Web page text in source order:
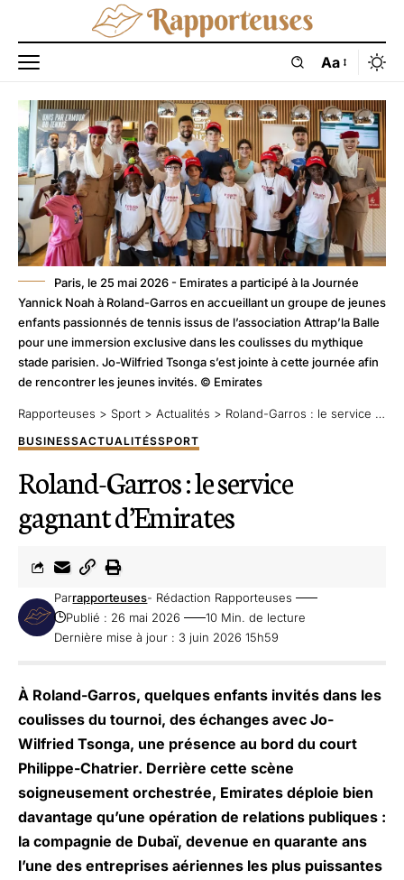
Aa
Paris, le 25 mai 2026 - Emirates a participé à la Journée
Yannick Noah à Roland-Garros en accueillant un groupe de jeunes
enfants passionnés de tennis issus de l’association Attrap’la Balle
pour une immersion exclusive dans les coulisses du mythique
stade parisien. Jo-Wilfried Tsonga s’est jointe à cette journée afin
de rencontrer les jeunes invités. © Emirates
Rapporteuses > Sport > Actualités > Roland-Garros : le service gagnant d’Emirates
BUSINESSACTUALITÉSSPORT
Roland-Garros : le service
gagnant d’Emirates
Dernière mise à jour : 3 juin 2026 15h59
Parrapporteuses- Rédaction Rapporteuses
Publié : 26 mai 2026
10 Min. de lecture
À Roland-Garros, quelques enfants invités dans les
coulisses du tournoi, des échanges avec Jo-
Wilfried Tsonga, une présence au bord du court
Philippe-Chatrier. Derrière cette scène
soigneusement orchestrée, Emirates déploie bien
davantage qu’une opération de relations publiques :
la compagnie de Dubaï, devenue en quarante ans
l’une des entreprises aériennes les plus puissantes